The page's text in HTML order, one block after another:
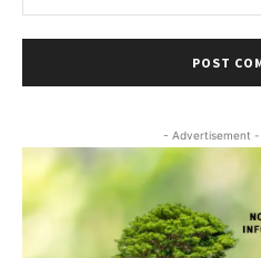
- Advertisement -